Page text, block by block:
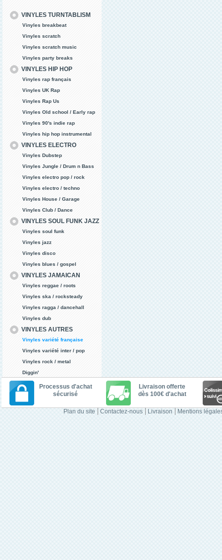
VINYLES TURNTABLISM
Vinyles breakbeat
Vinyles scratch
Vinyles scratch music
Vinyles party breaks
VINYLES HIP HOP
Vinyles rap français
Vinyles UK Rap
Vinyles Rap Us
Vinyles Old school / Early rap
Vinyles 90's indie rap
Vinyles hip hop instrumental
VINYLES ELECTRO
Vinyles Dubstep
Vinyles Jungle / Drum n Bass
Vinyles electro pop / rock
Vinyles electro / techno
Vinyles House / Garage
Vinyles Club / Dance
VINYLES SOUL FUNK JAZZ
Vinyles soul funk
Vinyles jazz
Vinyles disco
Vinyles blues / gospel
VINYLES JAMAICAN
Vinyles reggae / roots
Vinyles ska / rocksteady
Vinyles ragga / dancehall
Vinyles dub
VINYLES AUTRES
Vinyles variété française
Vinyles variété inter / pop
Vinyles rock / metal
Diggin'
Processus d'achat
sécurisé
Livraison offerte
dès 100€ d'achat
Plan du site Contactez-nous Livraison Mentions